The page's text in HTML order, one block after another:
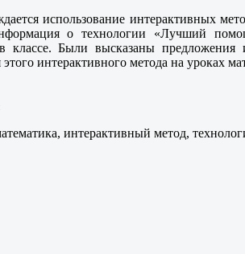
использование интерактивных
о технологии «Лучший
в классе. Были высказаны
этого интерактивного метода на уроках
интерактивный метод,